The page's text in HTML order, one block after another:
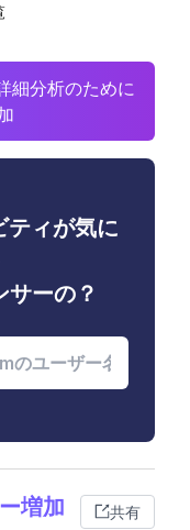
細分析のために
ィが気に
サーの？
増加 共有